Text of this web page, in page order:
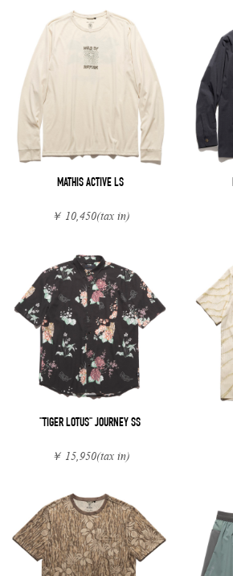
MATHIS ACTIVE LS
￥ 10,450(tax in)
"TIGER LOTUS" JOURNEY SS
￥ 15,950(tax in)